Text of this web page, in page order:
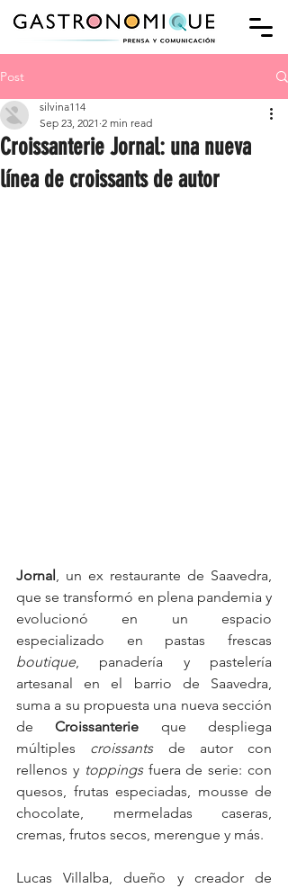
Post
Croissanterie Jornal: una nueva
línea de croissants de autor
silvina114
Sep 23, 2021 2 min read
Jornal, un ex restaurante de Saavedra,
que se transformó en plena pandemia y
evolucionó en un espacio
boutique, panadería y pastelería
artesanal en el barrio de Saavedra,
suma a su propuesta una nueva sección
de Croissanterie que despliega
múltiples croissants de autor con
rellenos y toppings fuera de serie: con
quesos, frutas especiadas, mousse de
chocolate, mermeladas caseras,
cremas, frutos secos, merengue y más.
Lucas Villalba, dueño y creador de